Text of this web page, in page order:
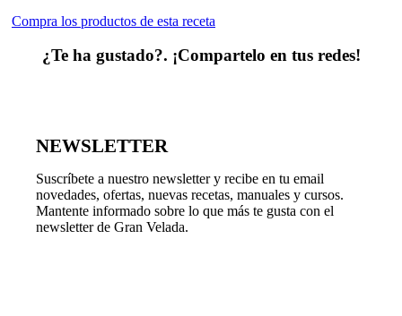
Compra los productos de esta receta
¿Te ha gustado?. ¡Compartelo en tus redes!
NEWSLETTER
Suscríbete a nuestro newsletter y recibe en tu email
novedades, ofertas, nuevas recetas, manuales y cursos.
Mantente informado sobre lo que más te gusta con el
newsletter de Gran Velada.